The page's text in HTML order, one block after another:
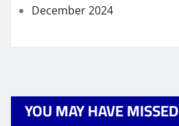
December 2024
YOU MAY HAVE MISSED